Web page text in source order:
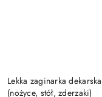
Lekka zaginarka
(nożyce, stół, zderzaki)